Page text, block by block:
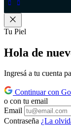
Tu Piel
Hola de
Ingresá a tu cuenta
Continuar con
o con tu email
Email
Contraseña ¿La